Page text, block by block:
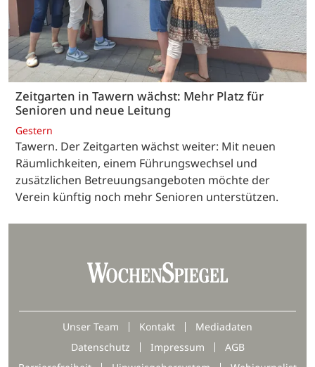
Zeitgarten in Tawern wächst: Mehr Platz für
Senioren und neue Leitung
Gestern
Tawern. Der Zeitgarten wächst weiter: Mit neuen
Räumlichkeiten, einem Führungswechsel und
zusätzlichen Betreuungsangeboten möchte der
Verein künftig noch mehr Senioren unterstützen.
Unser Team Kontakt
Mediadaten
Datenschutz
Impressum
AGB